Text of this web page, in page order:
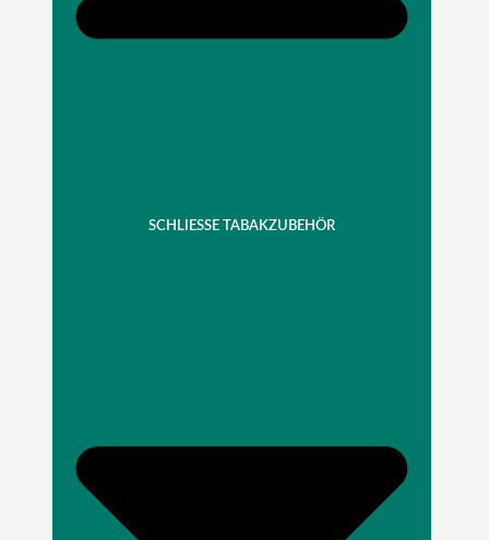
SCHLIESSE TABAKZUBEHÖR